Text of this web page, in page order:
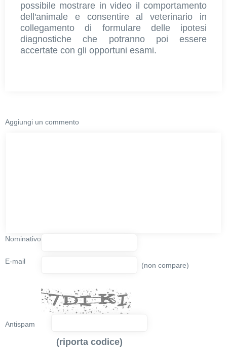
possibile mostrare in video il comportamento
dell'animale e consentire al veterinario in
collegamento di formulare delle ipotesi
diagnostiche che potranno poi essere
accertate con gli opportuni esami.
Aggiungi un commento
Nominativo
E-mail (non compare)
Antispam
(riporta codice)